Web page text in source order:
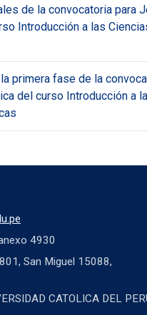
de la convocatoria para
Introducción a las
primera fase de la
del curso Introducción a
4930
San Miguel 15088,
CATOLICA DEL